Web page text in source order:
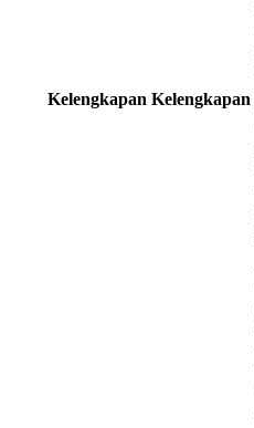
Kelengkapan Kelengkapan